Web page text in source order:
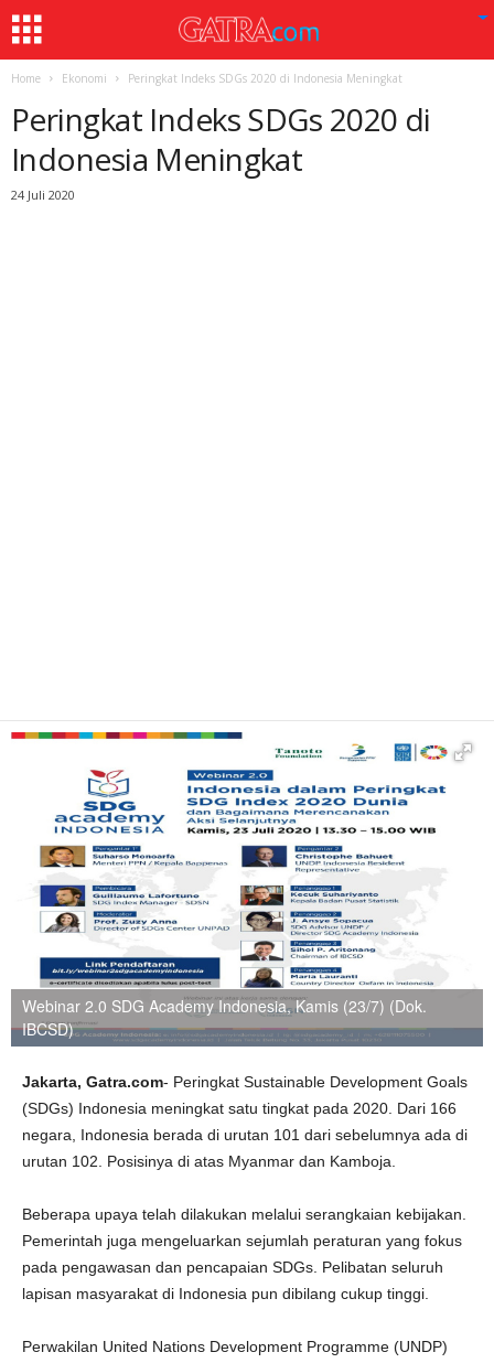
Home Ekonomi Peringkat Indeks SDGs 2020 di Indonesia Meningkat
Peringkat Indeks SDGs 2020 di
Indonesia Meningkat
24 Juli 2020
Webinar 2.0 SDG Academy Indonesia, Kamis (23/7) (Dok.
IBCSD)
Jakarta, Gatra.com- Peringkat Sustainable Development Goals
(SDGs) Indonesia meningkat satu tingkat pada 2020. Dari 166
negara, Indonesia berada di urutan 101 dari sebelumnya ada di
urutan 102. Posisinya di atas Myanmar dan Kamboja.
Beberapa upaya telah dilakukan melalui serangkaian kebijakan.
Pemerintah juga mengeluarkan sejumlah peraturan yang fokus
pada pengawasan dan pencapaian SDGs. Pelibatan seluruh
lapisan masyarakat di Indonesia pun dibilang cukup tinggi.
Perwakilan United Nations Development Programme (UNDP)